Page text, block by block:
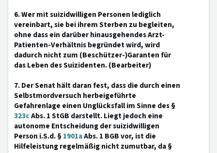
6. Wer mit suizidwilligen Personen lediglich
vereinbart, sie bei ihrem Sterben zu begleiten,
ohne dass ein darüber hinausgehendes Arzt-
Patienten-Verhältnis begründet wird, wird
dadurch nicht zum (Beschützer-)Garanten für
das Leben des Suizidenten. (Bearbeiter)
7. Der Senat hält daran fest, dass die durch einen
Selbstmordversuch herbeigeführte
Gefahrenlage einen Unglücksfall im Sinne des §
323cAbs. 1 StGB darstellt. Liegt jedoch eine
autonome Entscheidung der suizidwilligen
Person i.S.d. §1901aAbs. 1 BGB vor, ist die
Hilfeleistung regelmäßig nicht zumutbar, da §